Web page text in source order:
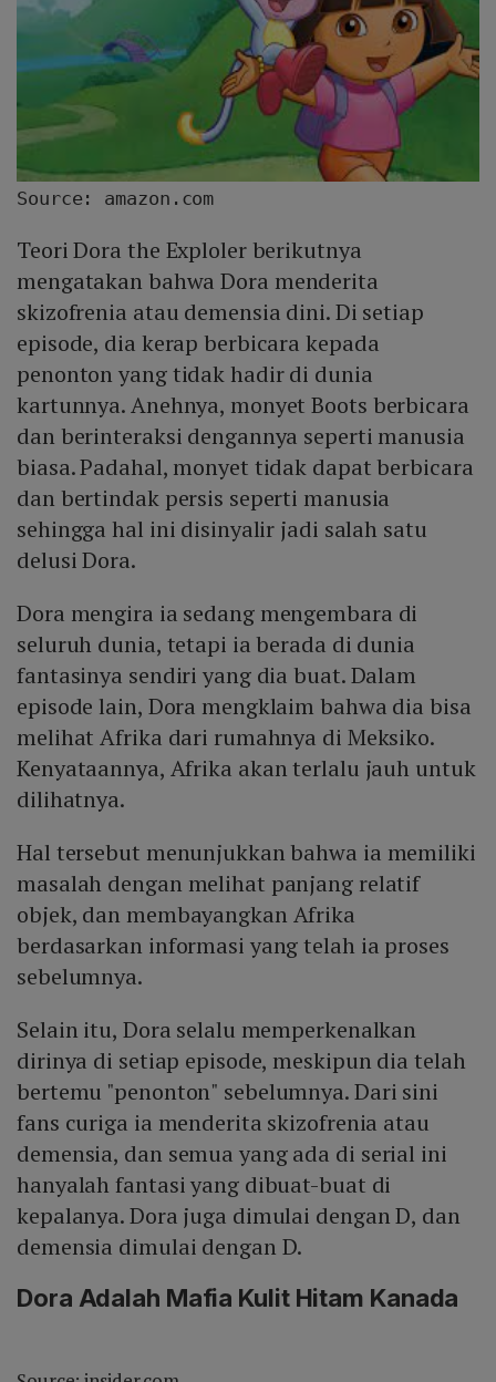
Source: amazon.com
Teori Dora the Exploler berikutnya
mengatakan bahwa Dora menderita
skizofrenia atau demensia dini. Di setiap
episode, dia kerap berbicara kepada
penonton yang tidak hadir di dunia
kartunnya. Anehnya, monyet Boots berbicara
dan berinteraksi dengannya seperti manusia
biasa. Padahal, monyet tidak dapat berbicara
dan bertindak persis seperti manusia
sehingga hal ini disinyalir jadi salah satu
delusi Dora.
Dora mengira ia sedang mengembara di
seluruh dunia, tetapi ia berada di dunia
fantasinya sendiri yang dia buat. Dalam
episode lain, Dora mengklaim bahwa dia bisa
melihat Afrika dari rumahnya di Meksiko.
Kenyataannya, Afrika akan terlalu jauh untuk
dilihatnya.
Hal tersebut menunjukkan bahwa ia memiliki
masalah dengan melihat panjang relatif
objek, dan membayangkan Afrika
berdasarkan informasi yang telah ia proses
sebelumnya.
Selain itu, Dora selalu memperkenalkan
dirinya di setiap episode, meskipun dia telah
bertemu "penonton" sebelumnya. Dari sini
fans curiga ia menderita skizofrenia atau
demensia, dan semua yang ada di serial ini
hanyalah fantasi yang dibuat-buat di
kepalanya. Dora juga dimulai dengan D, dan
demensia dimulai dengan D.
Dora Adalah Mafia Kulit Hitam Kanada